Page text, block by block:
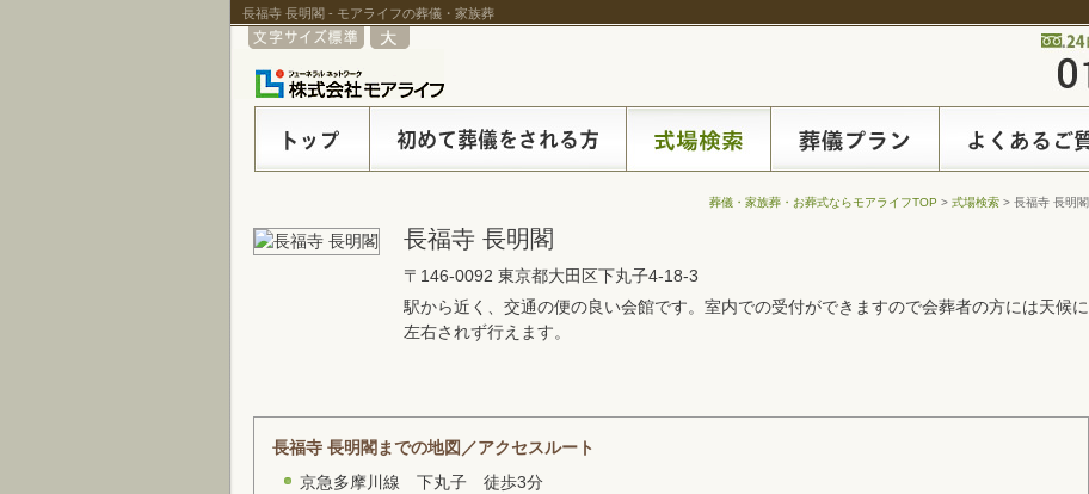
長福寺 長明閣 - モアライフの葬儀・家族葬
葬儀・家族葬・お葬式ならモアライフTOP > 式場検索 > 長福寺 長明閣
長福寺 長明閣
〒146-0092 東京都大田区下丸子4-18-3
駅から近く、交通の便の良い会館です。室内での受付ができますので会葬者の方には天候に
左右されず行えます。
長福寺 長明閣までの地図／アクセスルート
京急多摩川線 下丸子 徒歩3分